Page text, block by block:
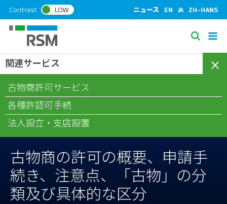
k
n
Contrast LOW ニュース EN JA ZH-HANS
S
c
ホーム/コラム
概要、申請手続き、注意点、「古物」の分類及び具体的な区分
古物商の許可の概要、申請手
続き、注意点、「古物」の分
類及び具体的な区分
関連サービス
古物商許可サービス
各種許認可手続
法人設立・支店設置